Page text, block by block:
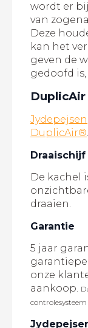
wordt er
van
Deze
kan het
geven de
gedoofd
DuplicAir
Jydepejsen
DuplicAir®.
Draaischijf
De kachel
draaien.
Garantie
5 jaar
onze
aankoop.